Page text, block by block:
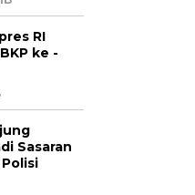
RI
ke -
Sasaran